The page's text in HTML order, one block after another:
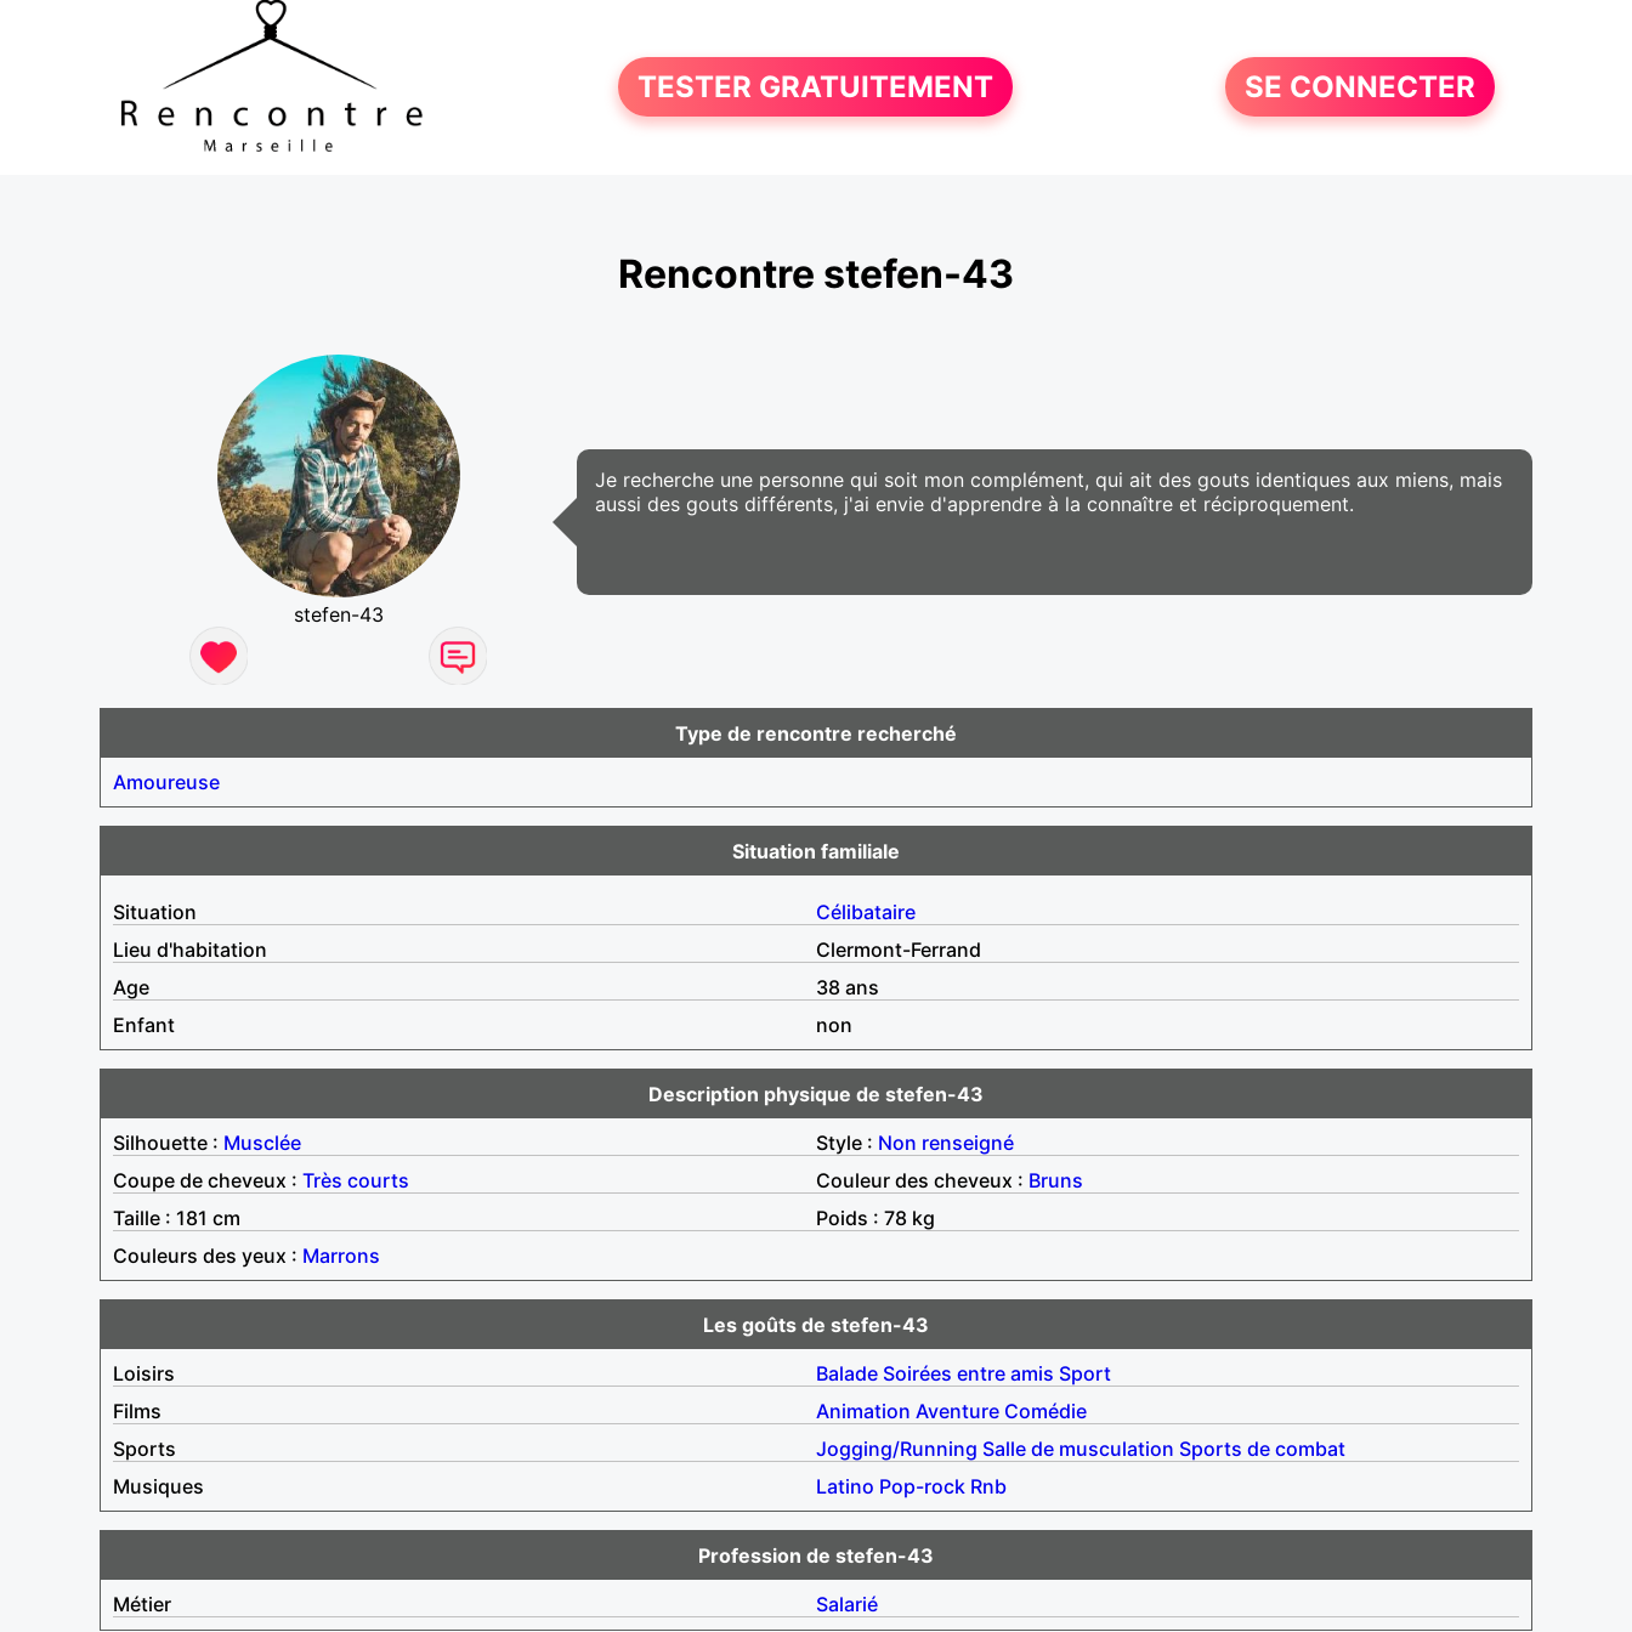
TESTER GRATUITEMENT SE CONNECTER
Rencontre stefen-43
stefen-43
Je recherche une personne qui soit mon complément, qui ait des gouts identiques aux miens, mais
aussi des gouts différents, j'ai envie d'apprendre à la connaître et réciproquement.
Type de rencontre recherché
Amoureuse
Situation familiale
Situation
Célibataire
Lieu d'habitation
Clermont-Ferrand
Age
38 ans
Enfant
non
Description physique de stefen-43
Silhouette : Musclée Style : Non renseigné
Coupe de cheveux : Très courts Couleur des cheveux : Bruns
Taille : 181 cm
Poids : 78 kg
Couleurs des yeux : Marrons
Les goûts de stefen-43
Loisirs
Balade Soirées entre amis Sport
Films
Animation Aventure Comédie
Sports
Jogging/Running Salle de musculation Sports de combat
Musiques
Latino Pop-rock Rnb
Profession de stefen-43
Métier
Salarié